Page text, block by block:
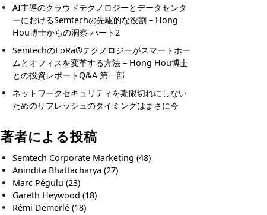
AI主導のクラウドテクノロジーとデータセンタ
ーにおけるSemtechの先駆的な役割 – Hong
Hou博士からの洞察 パート2
SemtechのLoRa®テクノロジーがスマートホー
ムとオフィスを変革する方法 – Hong Hou博士
との投資レポートQ&A 第一部
ネットワークセキュリティを期限切れにしない
ためのリフレッシュのタイミングはまさに今
著者による投稿
Semtech Corporate Marketing(48)
Anindita Bhattacharya(27)
Marc Pégulu(23)
Gareth Heywood(18)
Rémi Demerlé(18)